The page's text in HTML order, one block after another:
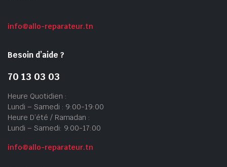
info@allo-reparateur.tn
Besoin d’aide ?
70 13 03 03
Heure Quotidien :
Lundi – Samedi : 9:00-19:00
Heure D’été / Ramadan :
Lundi – Samedi: 9:00-17:00
info@allo-reparateur.tn